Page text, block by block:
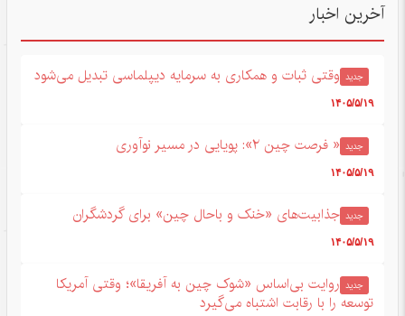
آخرین اخبار
جدید وقتی ثبات و همکاری به سرمایه دیپلماسی تبدیل می‌شود
۱۴۰۵/۵/۱۹
جدید « فرصت چین ۲»: پویایی در مسیر نوآوری
۱۴۰۵/۵/۱۹
جدید جذابیت‌های «خنک و باحال چین» برای گردشگران
۱۴۰۵/۵/۱۹
جدید روایت بی‌اساس «شوک چین به آفریقا»؛ وقتی آمریکا
توسعه را با رقابت اشتباه می‌گیرد